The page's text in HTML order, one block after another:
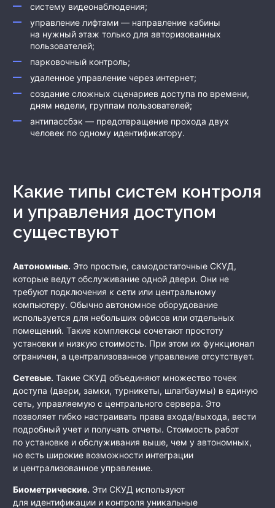
систему видеонаблюдения;
управление лифтами — направление кабины
на нужный этаж только для авторизованных
пользователей;
парковочный контроль;
удаленное управление через интернет;
создание сложных сценариев доступа по времени,
дням недели, группам пользователей;
антипассбэк — предотвращение прохода двух
человек по одному идентификатору.
Какие типы систем контроля
и управления доступом
существуют
Автономные. Это простые, самодостаточные СКУД,
которые ведут обслуживание одной двери. Они не
требуют подключения к сети или центральному
компьютеру. Обычно автономное оборудование
используется для небольших офисов или отдельных
помещений. Такие комплексы сочетают простоту
установки и низкую стоимость. При этом их функционал
ограничен, а централизованное управление отсутствует.
Сетевые. Такие СКУД объединяют множество точек
доступа (двери, замки, турникеты, шлагбаумы) в единую
сеть, управляемую с центрального сервера. Это
позволяет гибко настраивать права входа/выхода, вести
подробный учет и получать отчеты. Стоимость работ
по установке и обслуживания выше, чем у автономных,
но есть широкие возможности интеграции
и централизованное управление.
Биометрические. Эти СКУД используют
для идентификации и контроля уникальные